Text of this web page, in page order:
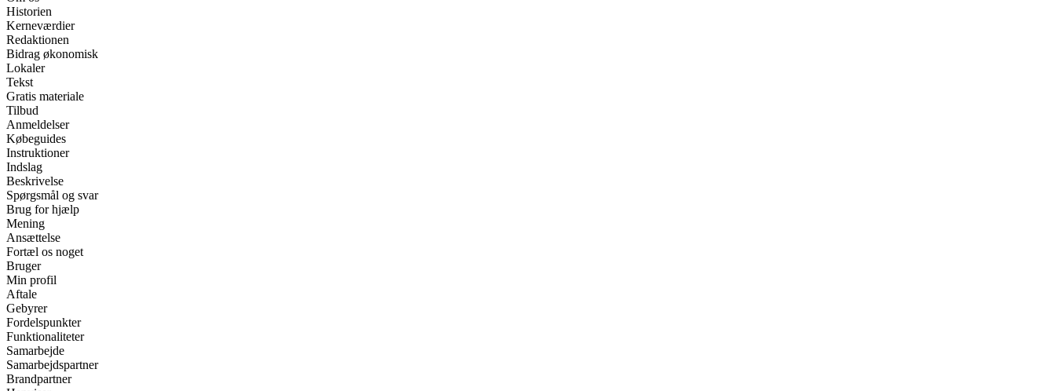
Historien
Kerneværdier
Redaktionen
Bidrag økonomisk
Lokaler
Tekst
Gratis materiale
Tilbud
Anmeldelser
Købeguides
Instruktioner
Indslag
Beskrivelse
Spørgsmål og svar
Brug for hjælp
Mening
Ansættelse
Fortæl os noget
Bruger
Min profil
Aftale
Gebyrer
Fordelspunkter
Funktionaliteter
Samarbejde
Samarbejdspartner
Brandpartner